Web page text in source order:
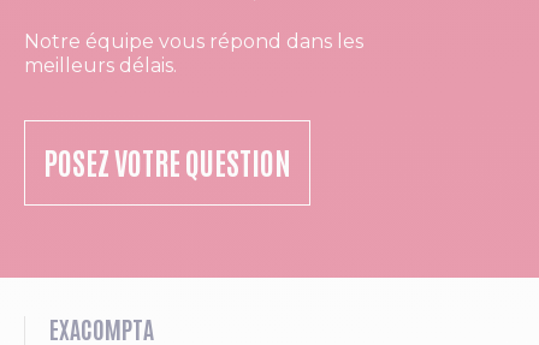
Notre équipe vous répond dans les
meilleurs délais.
POSEZ VOTRE QUESTION
EXACOMPTA